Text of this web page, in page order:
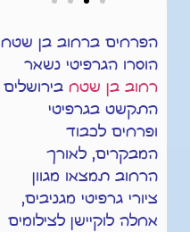
הפרחים ברחוב בן שטח
הוסרו הגרפיטי נשאר
רחוב בן שטח בירושלים
התקשט בגרפיטי
ופרחים לכבוד
המבקרים, לאורך
הרחוב תמצאו מגוון
ציורי גרפיטי מגניבים,
אחלה לוקיישן לצילומים